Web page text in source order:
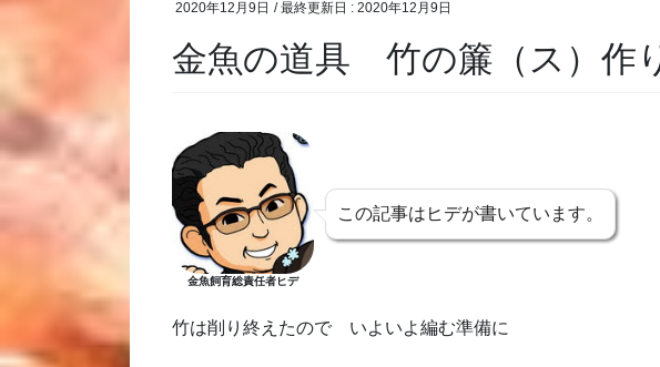
2020年12月9日 / 最終更新日 :2020年12月9日
金魚の道具 竹の簾（ス）
金魚飼育総責任者ヒデ
この記事はヒデが書いています。
竹は削り終えたので いよいよ編む準備に